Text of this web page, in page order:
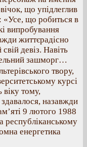
що упідлеглив
«Усе, що робиться в
випробування
життєрадісно
девіз. Навіть
зашморг…
твору,
курсі
віку тому,
назавжди
9 лютого 1988
республіканському
енергетика